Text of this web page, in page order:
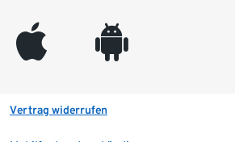
appleinc android
Vertrag widerrufen